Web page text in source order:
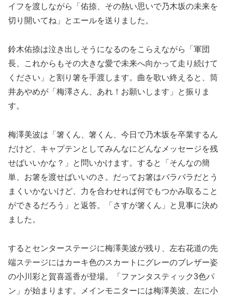
イフを渡しながら「佑捺、その熱い思いで乃木坂の未来を
切り開いてね」とエールを送りました。
鈴木佑捺は泣き出しそうになるのをこらえながら「軍団
長、これからもその大きな愛で未来へ向かって走り続けて
ください」と割り箸を手渡します。曲を歌い終えると、筒
井あやめが「梅澤さん、あれ！お願いします」と振りま
す。
梅澤美波は「箸くん、箸くん、今日で乃木坂を卒業するん
だけど、キャプテンとしてみんなにどんなメッセージを残
せばいいかな？」と問いかけます。すると「そんなの簡
単、お箸を渡せばいいのさ。だってお箸はバラバラだとう
まくいかないけど、力を合わせれば何でもつかみ取ること
ができるだろう」と返答。「さすが箸くん」と見事に決め
ました。
するとセンターステージに梅澤美波が残り、左右花道の先
端ステージにはカーキ色のスカートにグレーのブレザー姿
の小川彩と賀喜遥香が登場。「ファンタスティック3色パ
ン」が始まります。メインモニターには梅澤美波、左に小